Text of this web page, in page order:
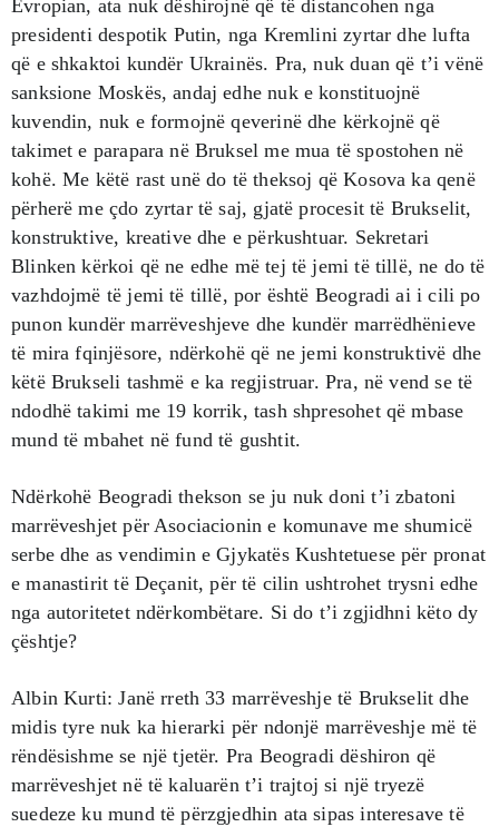
Evropian, ata nuk dëshirojnë që të distancohen nga
presidenti despotik Putin, nga Kremlini zyrtar dhe lufta
që e shkaktoi kundër Ukrainës. Pra, nuk duan që t’i vënë
sanksione Moskës, andaj edhe nuk e konstituojnë
kuvendin, nuk e formojnë qeverinë dhe kërkojnë që
takimet e parapara në Bruksel me mua të spostohen në
kohë. Me këtë rast unë do të theksoj që Kosova ka qenë
përherë me çdo zyrtar të saj, gjatë procesit të Brukselit,
konstruktive, kreative dhe e përkushtuar. Sekretari
Blinken kërkoi që ne edhe më tej të jemi të tillë, ne do të
vazhdojmë të jemi të tillë, por është Beogradi ai i cili po
punon kundër marrëveshjeve dhe kundër marrëdhënieve
të mira fqinjësore, ndërkohë që ne jemi konstruktivë dhe
këtë Brukseli tashmë e ka regjistruar. Pra, në vend se të
ndodhë takimi me 19 korrik, tash shpresohet që mbase
mund të mbahet në fund të gushtit.
Ndërkohë Beogradi thekson se ju nuk doni t’i zbatoni
marrëveshjet për Asociacionin e komunave me shumicë
serbe dhe as vendimin e Gjykatës Kushtetuese për pronat
e manastirit të Deçanit, për të cilin ushtrohet trysni edhe
nga autoritetet ndërkombëtare. Si do t’i zgjidhni këto dy
çështje?
Albin Kurti: Janë rreth 33 marrëveshje të Brukselit dhe
midis tyre nuk ka hierarki për ndonjë marrëveshje më të
rëndësishme se një tjetër. Pra Beogradi dëshiron që
marrëveshjet në të kaluarën t’i trajtoj si një tryezë
suedeze ku mund të përzgjedhin ata sipas interesave të